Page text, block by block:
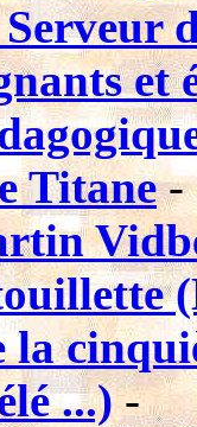
et
Titane-
...)-